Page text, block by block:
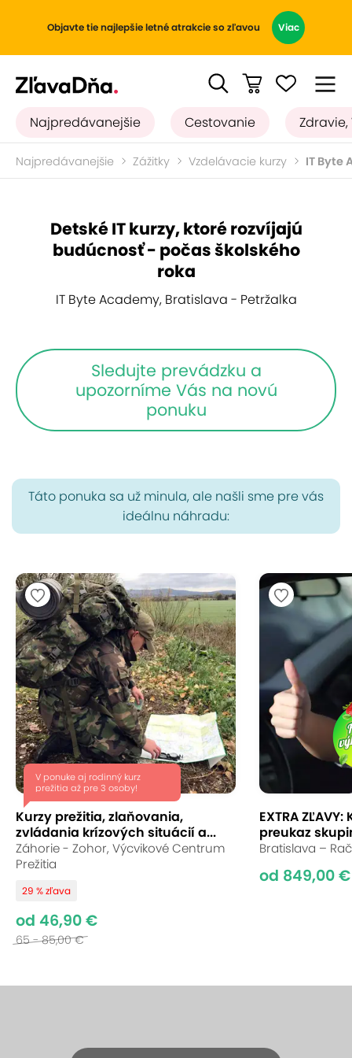
Objavte tie najlepšie letné atrakcie so zľavou Viac
Najpredávanejšie Cestovanie Zdravie,
Najpredávanejšie Zážitky Vzdelávacie kurzy IT Byte
Detské IT kurzy, ktoré rozvíjajú
budúcnosť - počas školského
roka
IT Byte Academy, Bratislava - Petržalka
Sledujte prevádzku a
upozorníme Vás na novú
ponuku
Táto ponuka sa už minula, ale našli sme pre vás
ideálnu náhradu:
V ponuke aj rodinný kurz
prežitia až pre 3 osoby!
Kurzy prežitia, zlaňovania,
zvládania krízových situácií a...
Záhorie - Zohor, Výcvikové Centrum
Prežitia
29 % zľava
od 46,90 €
65 - 85,00 €
EXTRA
preukaz
Bratislava –
od 849,00 €